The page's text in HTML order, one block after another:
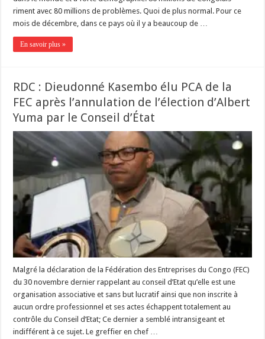
riment avec 80 millions de problèmes. Quoi de plus normal. Pour ce
mois de décembre, dans ce pays où il y a beaucoup de …
En savoir plus »
RDC : Dieudonné Kasembo élu PCA de la
FEC après l’annulation de l’élection d’Albert
Yuma par le Conseil d’État
Malgré la déclaration de la Fédération des Entreprises du Congo (FEC)
du 30 novembre dernier rappelant au conseil d’Etat qu’elle est une
organisation associative et sans but lucratif ainsi que non inscrite à
aucun ordre professionnel et ses actes échappent totalement au
contrôle du Conseil d’Etat; Ce dernier a semblé intransigeant et
indifférent à ce sujet. Le greffier en chef …